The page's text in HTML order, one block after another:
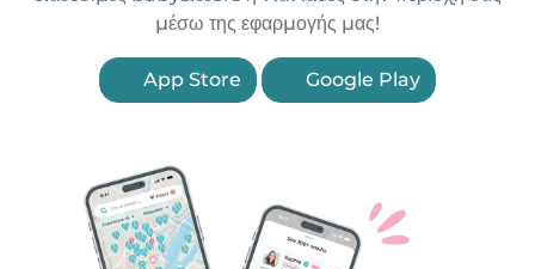
μέσω της εφαρμογής μας!
App Store Google Play